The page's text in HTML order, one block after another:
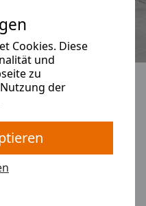
Cookies. Diese
und
zu
der